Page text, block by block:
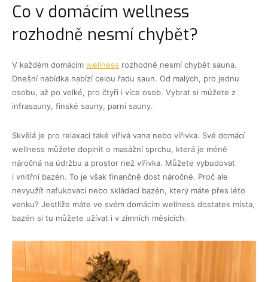
Co v domácím wellness
rozhodně nesmí chybět?
V každém domácím wellness rozhodně nesmí chybět sauna.
Dnešní nabídka nabízí celou řadu saun. Od malých, pro jednu
osobu, až po velké, pro čtyři i více osob. Vybrat si můžete z
infrasauny, finské sauny, parní sauny.
Skvělá je pro relaxaci také vířivá vana nebo vířivka. Své domácí
wellness můžete doplnit o masážní sprchu, která je méně
náročná na údržbu a prostor než vířivka. Můžete vybudovat
i vnitřní bazén. To je však finančně dost náročné. Proč ale
nevyužít nafukovací nebo skládací bazén, který máte přes léto
venku? Jestliže máte ve svém domácím wellness dostatek místa,
bazén si tu můžete užívat i v zimních měsících.